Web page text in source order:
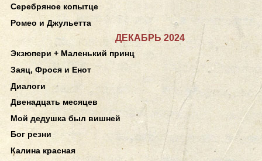
Серебряное копытце
Ромео и Джульетта
ДЕКАБРЬ 2024
Экзюпери + Маленький принц
Заяц, Фрося и Енот
Диалоги
Двенадцать месяцев
Мой дедушка был вишней
Бог резни
Калина красная